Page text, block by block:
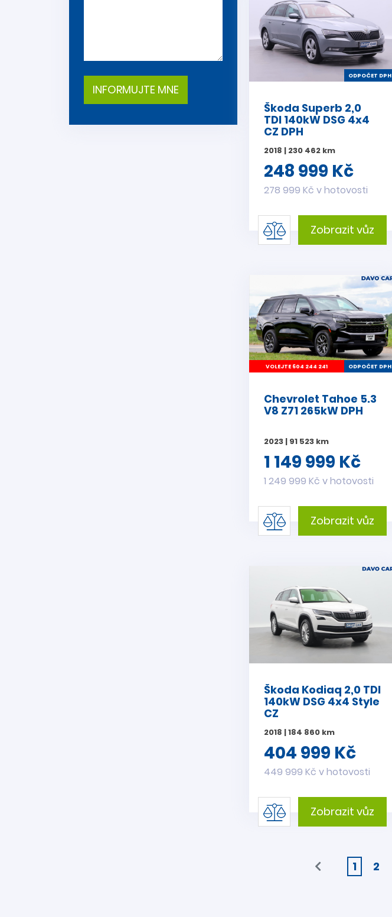
ODPOČET DPH
Škoda Superb 2,0
TDI 140kW DSG 4x4
CZ DPH
2018 | 230 462 km
248 999 Kč
278 999 Kč v hotovosti
Zobrazit vůz
VOLEJTE 604 244 241 ODPOČET DPH
Chevrolet Tahoe 5.3
V8 Z71 265kW DPH
2023 | 91 523 km
1 149 999 Kč
1 249 999 Kč v hotovosti
Zobrazit vůz
Škoda Kodiaq 2,0 TDI
140kW DSG 4x4 Style
CZ
2018 | 184 860 km
404 999 Kč
449 999 Kč v hotovosti
Zobrazit vůz
1 2